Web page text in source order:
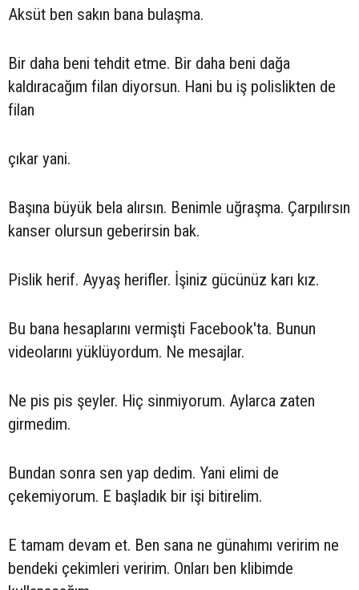
Aksüt ben sakın bana bulaşma.
Bir daha beni tehdit etme. Bir daha beni dağa
kaldıracağım filan diyorsun. Hani bu iş polislikten de
filan
çıkar yani.
Başına büyük bela alırsın. Benimle uğraşma. Çarpılırsın
kanser olursun geberirsin bak.
Pislik herif. Ayyaş herifler. İşiniz gücünüz karı kız.
Bu bana hesaplarını vermişti Facebook'ta. Bunun
videolarını yüklüyordum. Ne mesajlar.
Ne pis pis şeyler. Hiç sinmiyorum. Aylarca zaten
girmedim.
Bundan sonra sen yap dedim. Yani elimi de
çekemiyorum. E başladık bir işi bitirelim.
E tamam devam et. Ben sana ne günahımı veririm ne
bendeki çekimleri veririm. Onları ben klibimde